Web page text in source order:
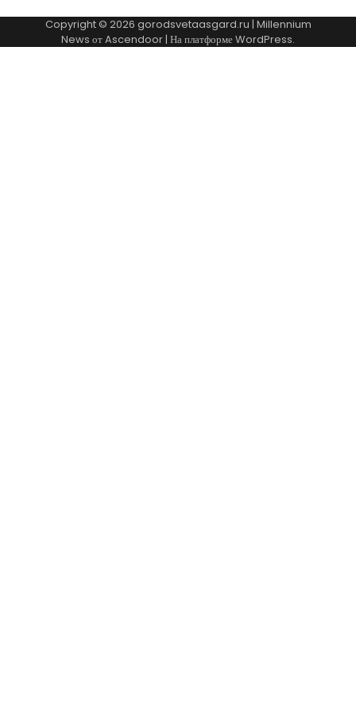
Copyright © 2026 gorodsvetaasgard.ru | Millennium
News отAscendoor | На платформеWordPress.